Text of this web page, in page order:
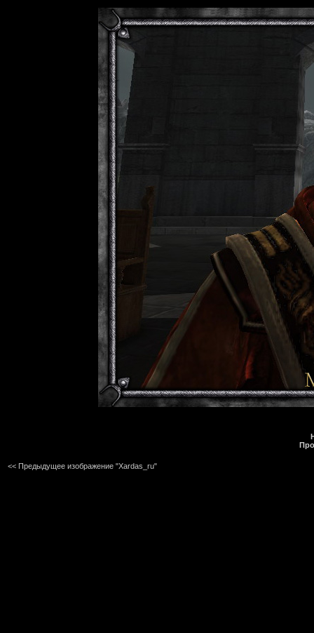
<< Предыдущее изображение "Xardas_ru"